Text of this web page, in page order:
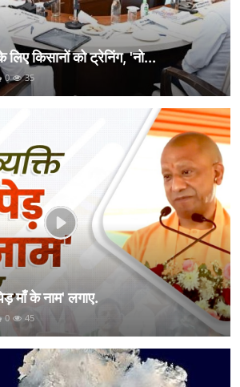
किसानों को ट्रेनिंग, 'नो...
0 35
माँ के नाम' लगाए.
0 45